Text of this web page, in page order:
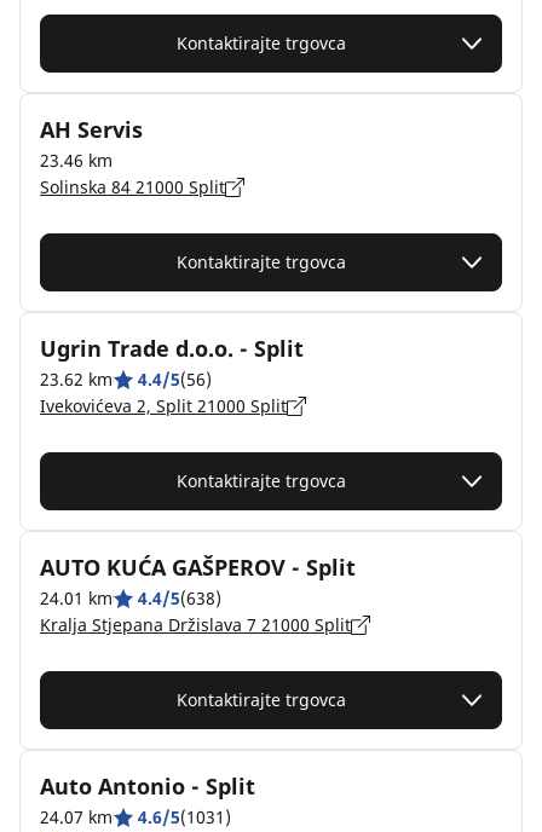
Kontaktirajte trgovca
AH Servis
23.46 km
Solinska 84 21000 Split
Kontaktirajte trgovca
Ugrin Trade d.o.o. - Split
23.62 km 4.4/5(56)
Ivekovićeva 2, Split 21000 Split
Kontaktirajte trgovca
AUTO KUĆA GAŠPEROV - Split
24.01 km 4.4/5(638)
Kralja Stjepana Držislava 7 21000 Split
Kontaktirajte trgovca
Auto Antonio - Split
24.07 km 4.6/5(1031)